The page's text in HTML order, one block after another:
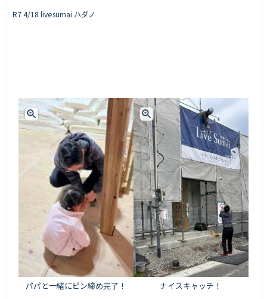
R7 4/18 livesumai ハダノ
パパと一緒にピン締め完了！ ナイスキャッチ！